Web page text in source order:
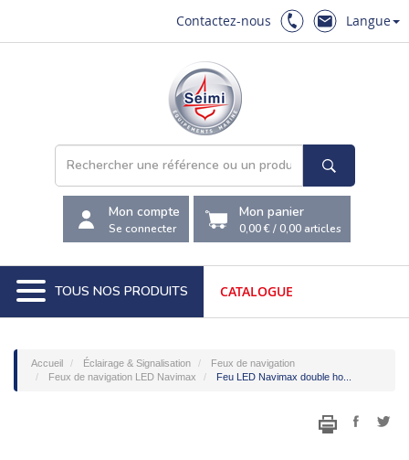
Contactez-nous Langue
Mon compte
Se connecter
Mon panier
0,00 €/0,00 articles
TOUS NOS PRODUITS CATALOGUE
Accueil Éclairage & Signalisation
Feux de navigation
Feux de navigation LED Navimax
Feu LED Navimax double ho...